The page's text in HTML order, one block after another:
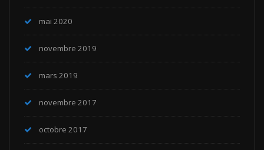
mai 2020
novembre 2019
mars 2019
novembre 2017
octobre 2017